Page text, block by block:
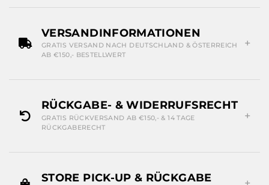
VERSANDINFORMATIONEN
GRATIS VERSAND NACH DEUTSCHLAND & ÖSTERREICH
AB €150,- BESTELLWERT
RÜCKGABE- & WIDERRUFSRECHT
GRATIS RÜCKVERSAND AB €150,- & 14 TAGE
RÜCKGABERECHT
STORE PICK-UP & RÜCKGABE